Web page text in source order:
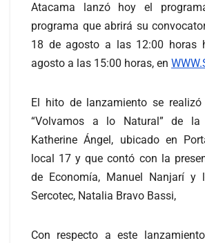
Atacama lanzó hoy el
programa que abrirá su
18 de agosto a las 12:00 horas
agosto a las 15:00 horas, en
El hito de lanzamiento se
“Volvamos a lo Natural” de la
Katherine Ángel, ubicado en
local 17 y que contó con la
de Economía, Manuel Nanjarí y
Sercotec, Natalia Bravo Bassi,
Con respecto a este